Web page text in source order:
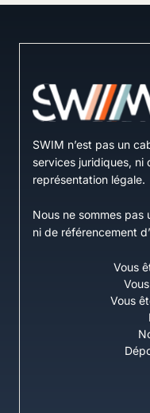
SWIM n’est pas un
services juridiques, ni
représentation
Nous ne sommes
ni de référencement
Vous
Vous